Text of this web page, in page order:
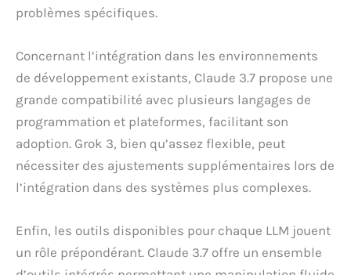
problèmes spécifiques.
Concernant l’intégration dans les environnements
de développement existants, Claude 3.7 propose une
grande compatibilité avec plusieurs langages de
programmation et plateformes, facilitant son
adoption. Grok 3, bien qu’assez flexible, peut
nécessiter des ajustements supplémentaires lors de
l’intégration dans des systèmes plus complexes.
Enfin, les outils disponibles pour chaque LLM jouent
un rôle prépondérant. Claude 3.7 offre un ensemble